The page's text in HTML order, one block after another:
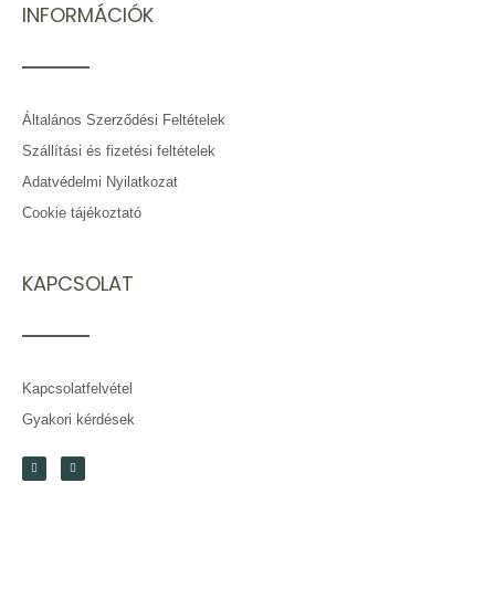
INFORMÁCIÓK
Általános Szerződési Feltételek
Szállítási és fizetési feltételek
Adatvédelmi Nyilatkozat
Cookie tájékoztató
KAPCSOLAT
Kapcsolatfelvétel
Gyakori kérdések